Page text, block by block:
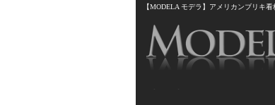
【MODELA モデラ】アメリカンブリキ